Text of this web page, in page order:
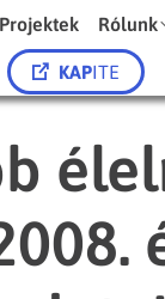
Projektek Rólunk
KAPITE